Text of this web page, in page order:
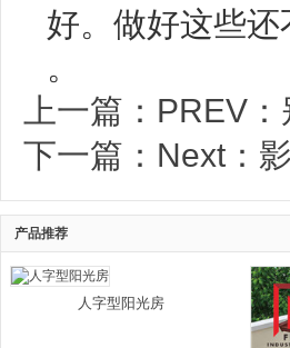
好。做好这些
。
上一篇： PREV
下一篇： Next：
产品推荐
人字型阳光房